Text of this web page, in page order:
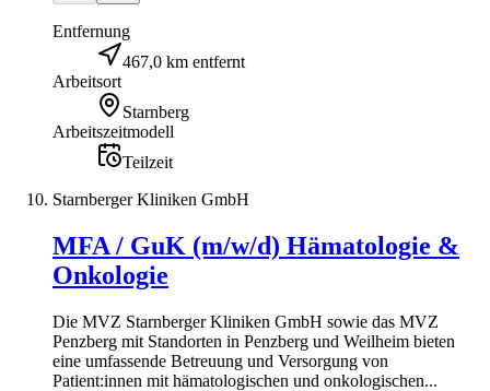
Entfernung
467,0 km entfernt
Arbeitsort
Starnberg
Arbeitszeitmodell
Teilzeit
Starnberger Kliniken GmbH
MFA / GuK (m/w/d) Hämatologie &
Onkologie
Die MVZ Starnberger Kliniken GmbH sowie das MVZ
Penzberg mit Standorten in Penzberg und Weilheim bieten
eine umfassende Betreuung und Versorgung von
Patient:innen mit hämatologischen und onkologischen...